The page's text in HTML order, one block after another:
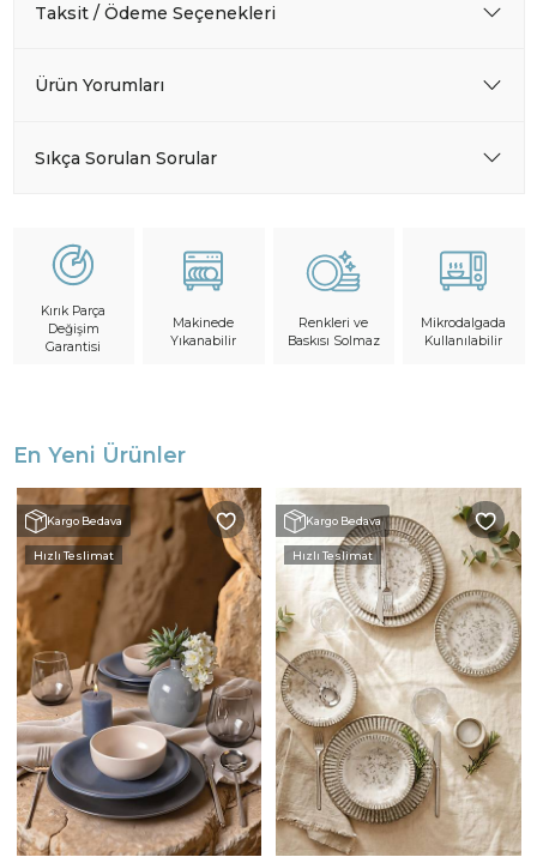
Taksit / Ödeme Seçenekleri
Ürün Yorumları
Sıkça Sorulan Sorular
Kırık Parça
Değişim
Garantisi
Makinede
Yıkanabilir
Renkleri ve
Baskısı Solmaz
Mikrodalgada
Kullanılabilir
En Yeni Ürünler
Kargo Bedava
Hızlı Teslimat
Kargo Bedava
Hızlı Teslimat